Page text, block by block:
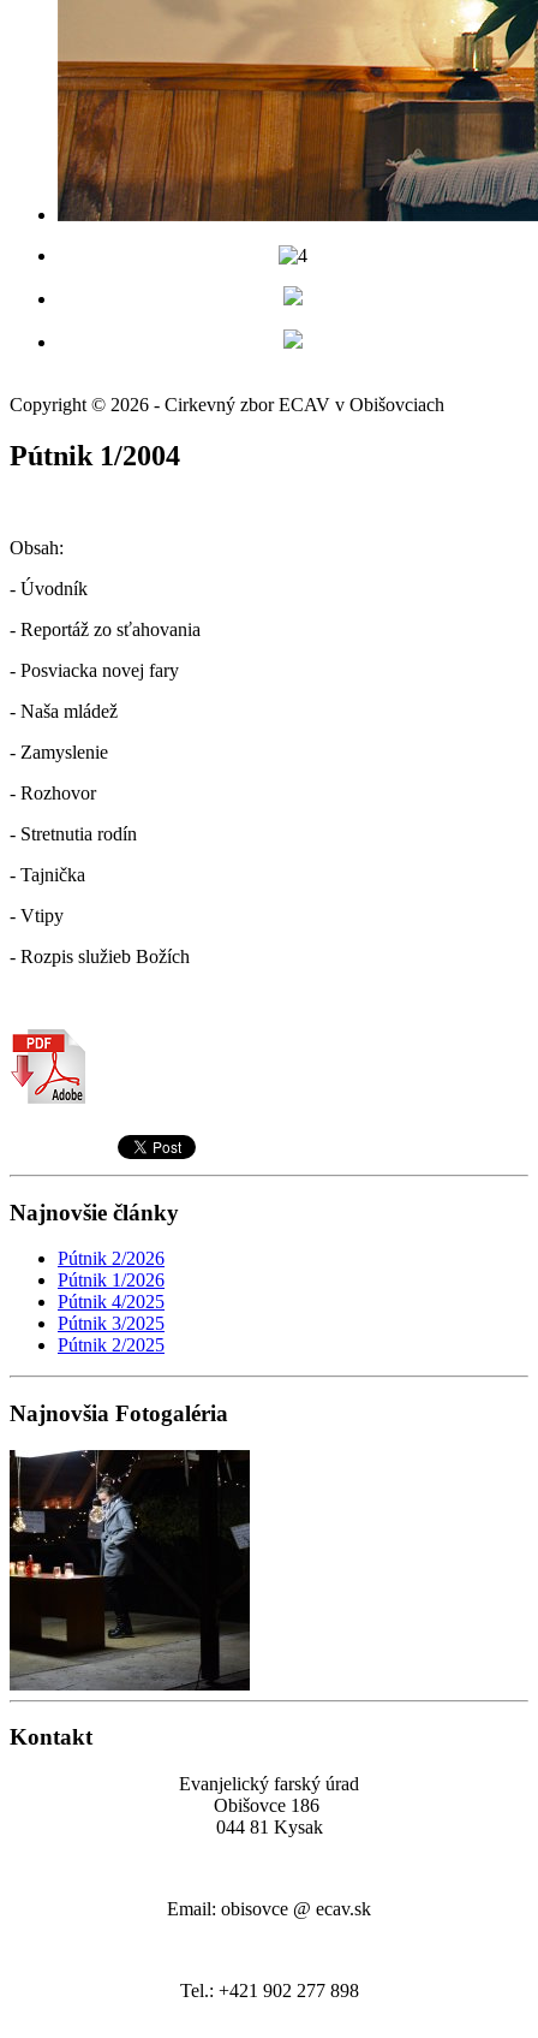
Copyright © 2026 - Cirkevný zbor ECAV v Obišovciach
Pútnik 1/2004
Obsah:
- Úvodník
- Reportáž zo sťahovania
- Posviacka novej fary
- Naša mládež
- Zamyslenie
- Rozhovor
- Stretnutia rodín
- Tajnička
- Vtipy
- Rozpis služieb Božích
Najnovšie články
Pútnik 2/2026
Pútnik 1/2026
Pútnik 4/2025
Pútnik 3/2025
Pútnik 2/2025
Najnovšia Fotogaléria
Kontakt
Evanjelický farský úrad
Obišovce 186
044 81 Kysak
Email: obisovce @ ecav.sk
Tel.: +421 902 277 898